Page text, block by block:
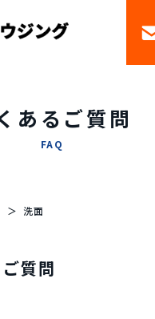
あるご質問
FAQ
洗面
質問